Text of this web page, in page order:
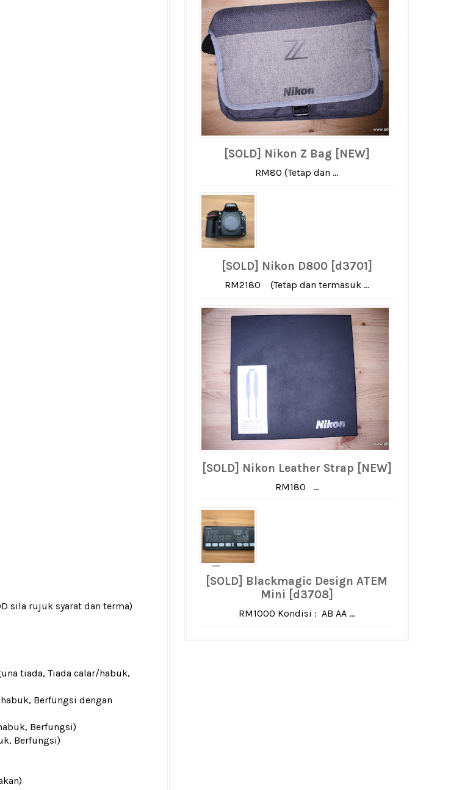
sila rujuk syarat dan terma)
tiada, Tiada calar/habuk,
Berfungsi dengan
Berfungsi)
Berfungsi)
[SOLD] Nikon Z Bag [NEW]
RM80 (Tetap dan ...
[SOLD] Nikon D800 [d3701]
RM2180 (Tetap dan termasuk ...
[SOLD] Nikon Leather Strap [NEW]
RM180 ...
[SOLD] Blackmagic Design ATEM
Mini [d3708]
RM1000 Kondisi : AB AA ...